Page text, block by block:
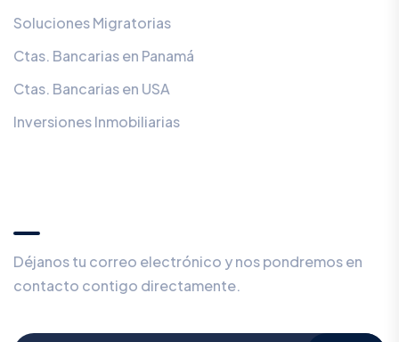
Soluciones Migratorias
Ctas. Bancarias en Panamá
Ctas. Bancarias en USA
Inversiones Inmobiliarias
Déjanos tu correo electrónico y nos pondremos en
contacto contigo directamente.